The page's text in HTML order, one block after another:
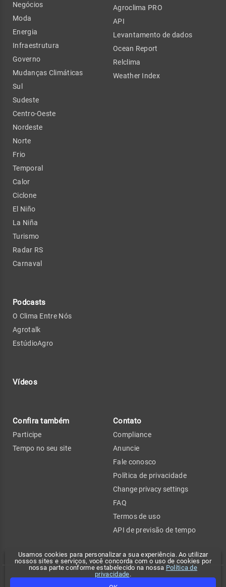
Usamos cookies para personalizar a sua experiência. Ao utilizar
nossos sites e serviços, você concorda com o uso de cookies por
nossa parte conforme estabelecido na nossa Política de
privacidade.
Negócios
Moda
Energia
Infraestrutura
Governo
Mudanças Climáticas
Sul
Sudeste
Centro-Oeste
Nordeste
Norte
Frio
Temporal
Calor
Ciclone
El Niño
La Niña
Turismo
Radar RS
Carnaval
Podcasts
O Clima Entre Nós
Agrotalk
EstúdioAgro
Vídeos
Agroclima PRO
API
Levantamento de dados
Ocean Report
Relclima
Weather Index
Confira também
Participe
Tempo no seu site
Contato
Compliance
Anuncie
Fale conosco
Política de privacidade
Change privacy settings
FAQ
Termos de uso
API de previsão de tempo